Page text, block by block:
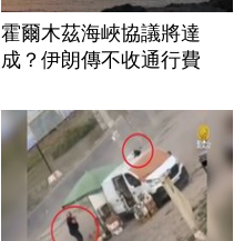
霍爾木茲海峽協議將達
成？伊朗傳不收通行費